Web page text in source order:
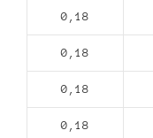
0,18
0,18
0,18
0,18